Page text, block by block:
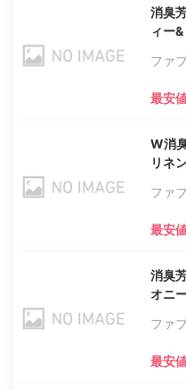
消臭
ィー
ファ
最安
W消
リネ
ファ
最安
消臭
オニ
ファ
最安